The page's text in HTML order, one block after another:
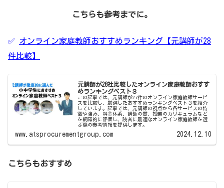
こちらも参考までに。
✅ オンライン家庭教師おすすめランキング【元講師が28
件比較】
元講師が28社比較したオンライン家庭教師おすす
めランキングベスト３
この記事では、元講師が27件のオンライン家庭教師サービ
スを比較し、厳選したおすすめランキングベスト３を紹介
しています。記事では、元講師の視点から各サービスの特
徴や強み、料金体系、講師の質、授業のカリキュラムなど
を網羅的に評価し、読者に最適なオンライン家庭教師を選
ぶ際の参考情報を提供します。
www.atsprocurementgroup.com 2024.12.10
こちらもおすすめ